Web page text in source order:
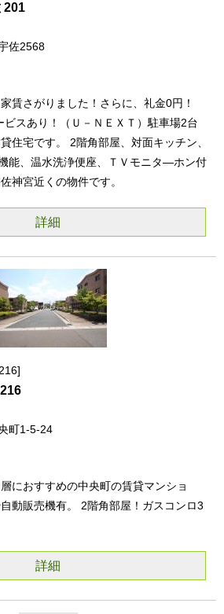
201
佐2568
賃さがりました！さらに、礼金0円！
スあり！（Ｕ－ＮＥＸＴ）駐車場2台
住宅です。 2階角部屋、対面キッチン、
能、温水洗浄便座、ＴＶモニタ―ホン付
神宮近くの物件です。
詳細
町1-5-24
におすすめの中央町の賃貸マンショ
動販売機有。 2階角部屋！ガスコンロ3
詳細